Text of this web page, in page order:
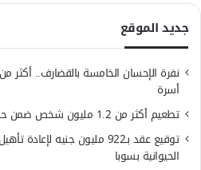
جديد الموقع
أسرة
تطعيم أكثر من 1.2 مليون شخص ضمن حملة الاستجابة لوباء الدفتيريا
توقيع عقد بـ922 مليون جنيه
الحيوانية بسوبا